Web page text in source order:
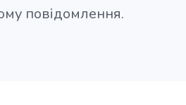
повідомлення.